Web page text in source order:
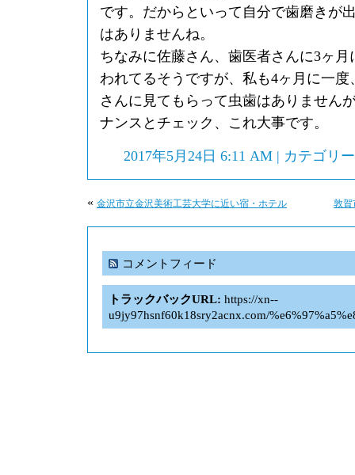
です。だからといって自分で歯磨きが
はありませんね。
ちなみに佐藤さん、歯医者さんに3ヶ月
われてるそうですが、私も4ヶ月に一
さんに見てもらって虫歯はありません
ナンスとチェック、これ大事です。
2017年5月24日 6:11 AM | カテゴリ
« 金沢市立金沢美術工芸大学に近い宿・ホテル 敦賀
コメントフィード
トラックバックURL: https://xn--
u9jy97hsnf60k18sry2acnx.com/